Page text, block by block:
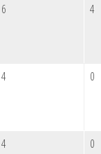
6 4
4 0
4 0